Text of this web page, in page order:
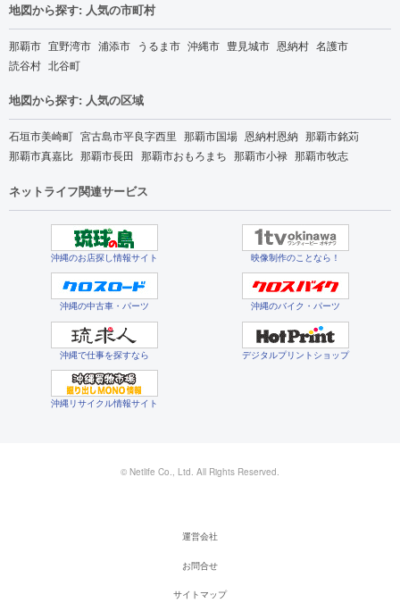
地図から探す: 人気の市町村
那覇市 宜野湾市 浦添市 うるま市 沖縄市 豊見城市 恩納村 名護市
読谷村 北谷町
地図から探す: 人気の区域
石垣市美崎町 宮古島市平良字西里 那覇市国場 恩納村恩納 那覇市銘苅
那覇市真嘉比 那覇市長田 那覇市おもろまち 那覇市小禄 那覇市牧志
ネットライフ関連サービス
沖縄のお店探し情報サイト 映像制作のことなら！
沖縄の中古車・パーツ 沖縄のバイク・パーツ
沖縄で仕事を探すなら デジタルプリントショップ
沖縄リサイクル情報サイト
© Netlife Co., Ltd. All Rights Reserved.
運営会社
お問合せ
サイトマップ